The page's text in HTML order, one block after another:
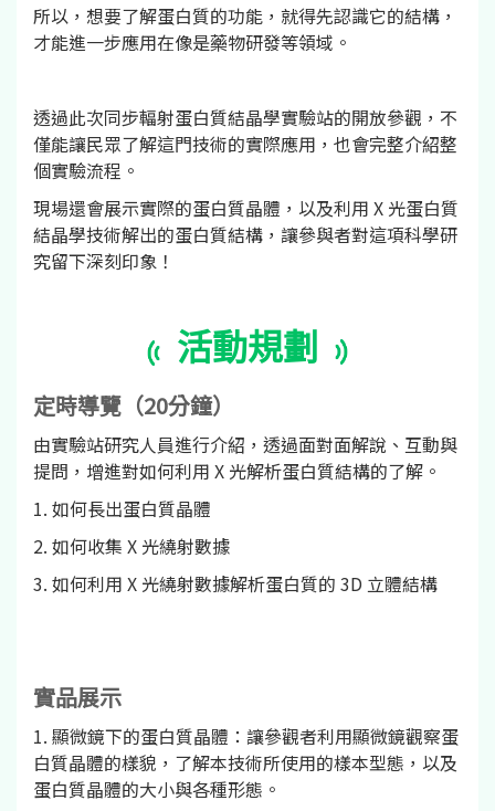
所以，想要了解蛋白質的功能，就得先認識它的結構，
才能進一步應用在像是藥物研發等領域。
透過此次同步輻射蛋白質結晶學實驗站的開放參觀，不
僅能讓民眾了解這門技術的實際應用，也會完整介紹整
個實驗流程。
現場還會展示實際的蛋白質晶體，以及利用 X 光蛋白質
結晶學技術解出的蛋白質結構，讓參與者對這項科學研
究留下深刻印象！
活動規劃
定時導覽（20分鐘）
由實驗站研究人員進行介紹，透過面對面解說、互動與
提問，增進對如何利用 X 光解析蛋白質結構的了解。
1. 如何長出蛋白質晶體
2. 如何收集 X 光繞射數據
3. 如何利用 X 光繞射數據解析蛋白質的 3D 立體結構
實品展示
1. 顯微鏡下的蛋白質晶體：讓參觀者利用顯微鏡觀察蛋
白質晶體的樣貌，了解本技術所使用的樣本型態，以及
蛋白質晶體的大小與各種形態。